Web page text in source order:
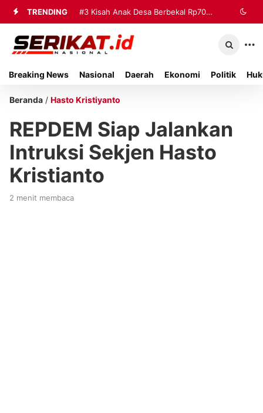
TRENDING #3 Kisah Anak Desa Berbekal Rp70
Ribu Jadi Referensi Akademik
Breaking News Nasional Daerah Ekonomi Politik
Beranda / Hasto Kristiyanto
REPDEM Siap Jalankan
Intruksi Sekjen Hasto
Kristianto
2 menit membaca